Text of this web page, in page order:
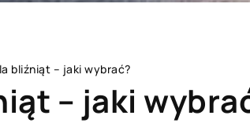
bliźniąt – jaki wybrać?
– jaki